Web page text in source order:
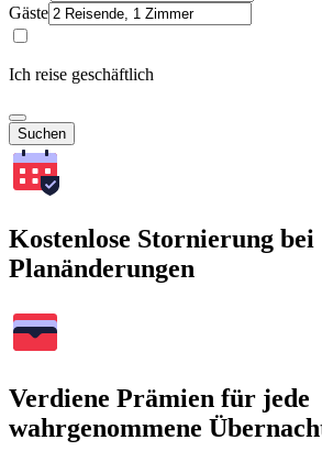
Gäste
Ich reise geschäftlich
Suchen
Kostenlose Stornierung bei
Planänderungen
Verdiene Prämien für jede
wahrgenommene